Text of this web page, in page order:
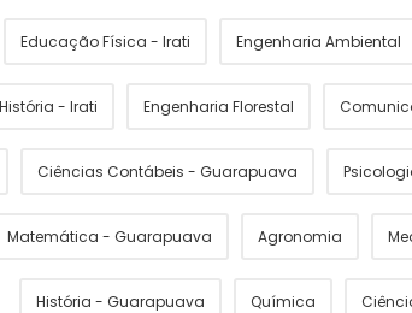
Educação Física - Irati Engenharia Ambiental
História - Irati Engenharia Florestal
Ciências Contábeis - Guarapuava
Matemática - Guarapuava Agronomia
História - Guarapuava Química